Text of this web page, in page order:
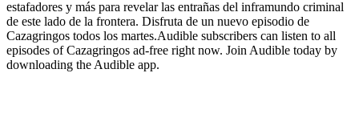
estafadores y más para revelar las entrañas del inframundo criminal
de este lado de la frontera. Disfruta de un nuevo episodio de
Cazagringos todos los martes.Audible subscribers can listen to all
episodes of Cazagringos ad-free right now. Join Audible today by
downloading the Audible app.